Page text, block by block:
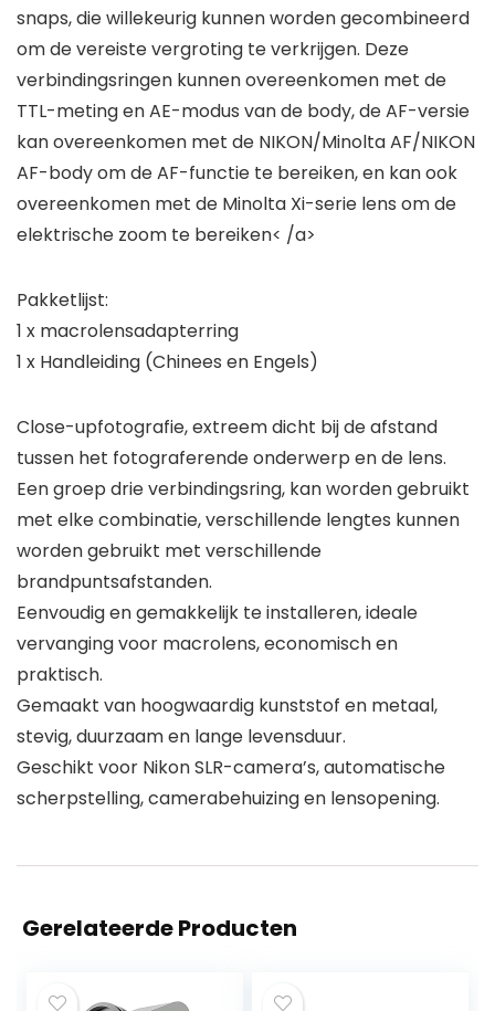
snaps, die willekeurig kunnen worden gecombineerd
om de vereiste vergroting te verkrijgen. Deze
verbindingsringen kunnen overeenkomen met de
TTL-meting en AE-modus van de body, de AF-versie
kan overeenkomen met de NIKON/Minolta AF/NIKON
AF-body om de AF-functie te bereiken, en kan ook
overeenkomen met de Minolta Xi-serie lens om de
elektrische zoom te bereiken< /a>
Pakketlijst:
1 x macrolensadapterring
1 x Handleiding (Chinees en Engels)
Close-upfotografie, extreem dicht bij de afstand
tussen het fotograferende onderwerp en de lens.
Een groep drie verbindingsring, kan worden gebruikt
met elke combinatie, verschillende lengtes kunnen
worden gebruikt met verschillende
brandpuntsafstanden.
Eenvoudig en gemakkelijk te installeren, ideale
vervanging voor macrolens, economisch en
praktisch.
Gemaakt van hoogwaardig kunststof en metaal,
stevig, duurzaam en lange levensduur.
Geschikt voor Nikon SLR-camera’s, automatische
scherpstelling, camerabehuizing en lensopening.
Gerelateerde Producten